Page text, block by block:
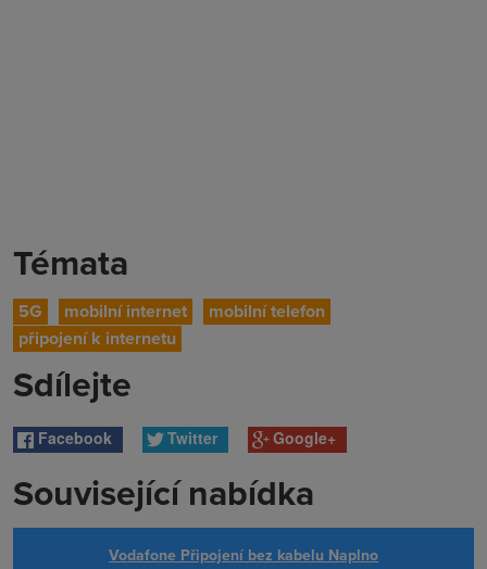
Témata
5G mobilní internet
mobilní telefon
připojení k internetu
Sdílejte
Facebook Twitter Google+
Související nabídka
Vodafone Připojení bez kabelu Naplno